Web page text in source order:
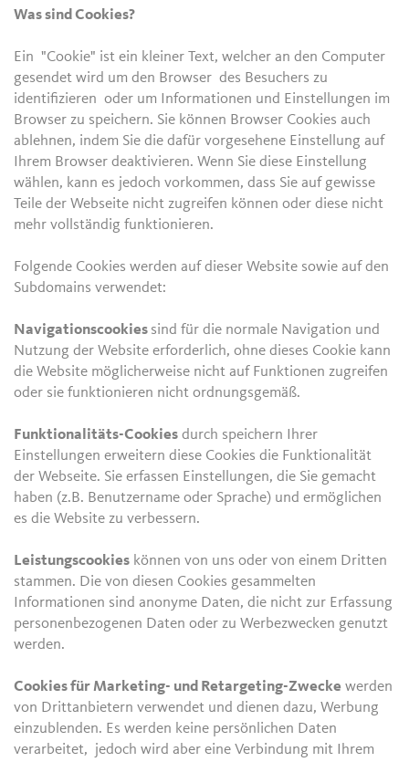
Was sind Cookies?
Ein "Cookie" ist ein kleiner Text, welcher an den Computer
gesendet wird um den Browser des Besuchers zu
identifizieren oder um Informationen und Einstellungen im
Browser zu speichern. Sie können Browser Cookies auch
ablehnen, indem Sie die dafür vorgesehene Einstellung auf
Ihrem Browser deaktivieren. Wenn Sie diese Einstellung
wählen, kann es jedoch vorkommen, dass Sie auf gewisse
Teile der Webseite nicht zugreifen können oder diese nicht
mehr vollständig funktionieren.
Folgende Cookies werden auf dieser Website sowie auf den
Subdomains verwendet:
Navigationscookies sind für die normale Navigation und
Nutzung der Website erforderlich, ohne dieses Cookie kann
die Website möglicherweise nicht auf Funktionen zugreifen
oder sie funktionieren nicht ordnungsgemäß.
Funktionalitäts-Cookies durch speichern Ihrer
Einstellungen erweitern diese Cookies die Funktionalität
der Webseite. Sie erfassen Einstellungen, die Sie gemacht
haben (z.B. Benutzername oder Sprache) und ermöglichen
es die Website zu verbessern.
Leistungscookies können von uns oder von einem Dritten
stammen. Die von diesen Cookies gesammelten
Informationen sind anonyme Daten, die nicht zur Erfassung
personenbezogenen Daten oder zu Werbezwecken genutzt
werden.
Cookies für Marketing- und Retargeting-Zwecke werden
von Drittanbietern verwendet und dienen dazu, Werbung
einzublenden. Es werden keine persönlichen Daten
verarbeitet, jedoch wird aber eine Verbindung mit Ihrem